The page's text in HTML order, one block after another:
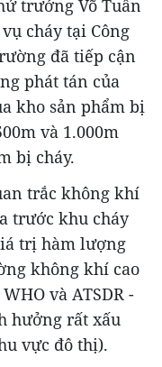
trưởng Võ Tuấn
cháy tại Công
đã tiếp cận
phát tán của
kho sản phẩm bị
và 1.000m
bị cháy.
trắc không khí
trước khu cháy
trị hàm lượng
không khí cao
và ATSDR -
hưởng rất xấu
vực đô thị).